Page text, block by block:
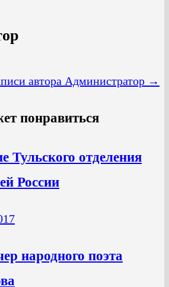
автора Администратор →
понравиться
Тульского отделения
России
народного поэта